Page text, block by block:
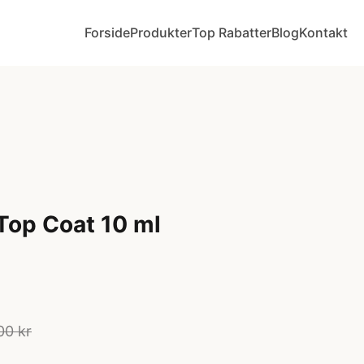
ForsideProdukterTop RabatterBlogKontakt
Coat 10 ml
kr